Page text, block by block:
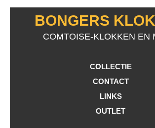
BONGERS
COMTOISE-KLOKKEN EN
COLLECTIE
CONTACT
LINKS
OUTLET